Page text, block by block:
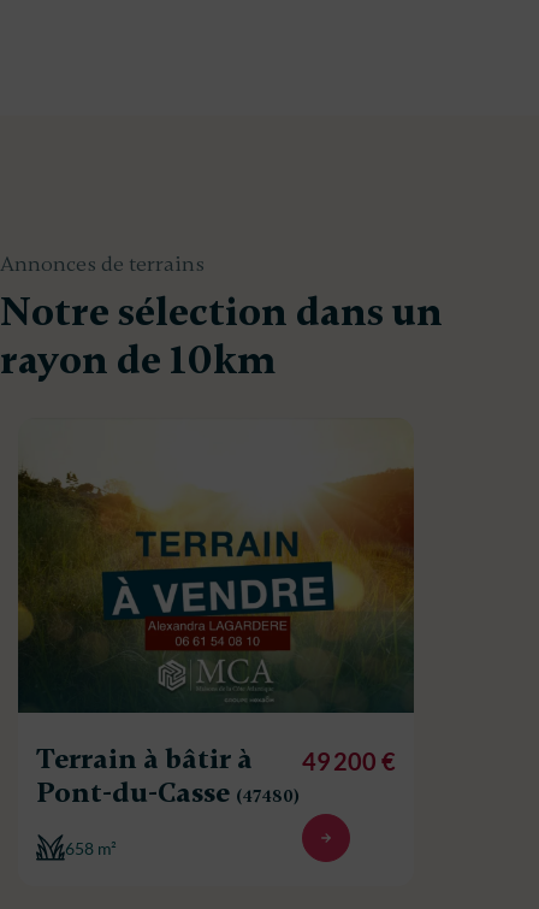
Annonces de terrains
Notre sélection dans un
rayon de 10km
Terrain à bâtir à
Pont-du-Casse (47480)
658 m²
49 200 €